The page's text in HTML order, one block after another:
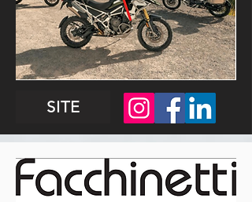
SITE